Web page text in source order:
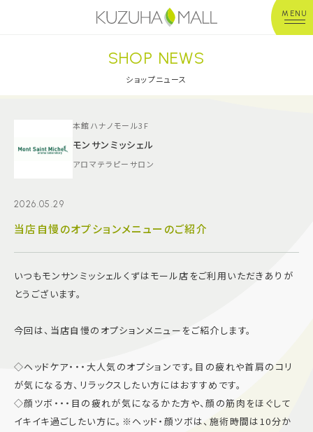
MENU
年中無休平 日：10:00~20:00
※店舗により異なる
ショップガイド
グルメ＆フード
イベント
施設案内
アクセス＆駐車場
よくあるご質問
スタッフ募集
SHOP NEWS
ショップニュース
本館ハナノモール3F
モンサンミッシェル
アロマテラピーサロン
2026.05.29
当店自慢のオプションメニューのご紹介
いつもモンサンミッシェルくずはモール店をご利用いただきありが
とうございます。
今回は、当店自慢のオプションメニューをご紹介します。
◇ヘッドケア・・・大人気のオプションです。目の疲れや首肩のコリ
が気になる方、リラックスしたい方にはおすすめです。
◇顔ツボ・・・目の疲れが気になるかた方や、顔の筋肉をほぐして
イキイキ過ごしたい方に。※ヘッド・顔ツボは、施術時間は10分か